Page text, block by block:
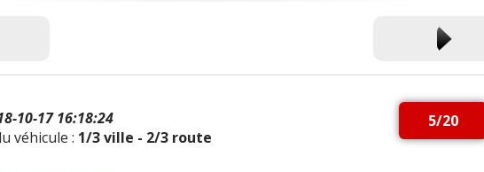
5/20
10-17 16:18:24
véhicule : 1/3 ville - 2/3 route